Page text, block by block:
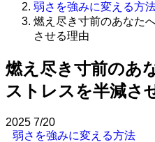
弱さを強みに変える方
燃え尽き寸前のあなた
させる理由
燃え尽き寸前のあ
ストレスを半減さ
2025 7/20
弱さを強みに変える方法